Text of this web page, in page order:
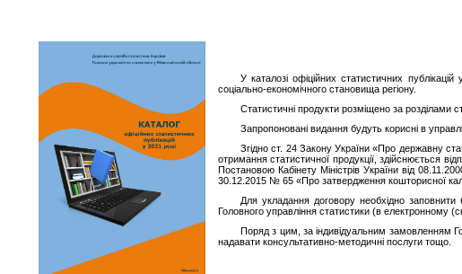
У каталозі офіційних статистичних
соціально-економічного становища регіону.
Статистичні продукти розміщено за розділами
Запропоновані видання будуть корисні в
Згідно ст. 24 Закону України «Про державну
отримання статистичної продукції, здійснюється
Постановою Кабінету Міністрів України від
30.12.2015 № 65 «Про затвердження кошторисної
Для укладання договору необхідно
Головного управління статистики (в електронному
Поряд з цим, за індивідуальним замовленням
надавати консультативно-методичні послуги тощо.